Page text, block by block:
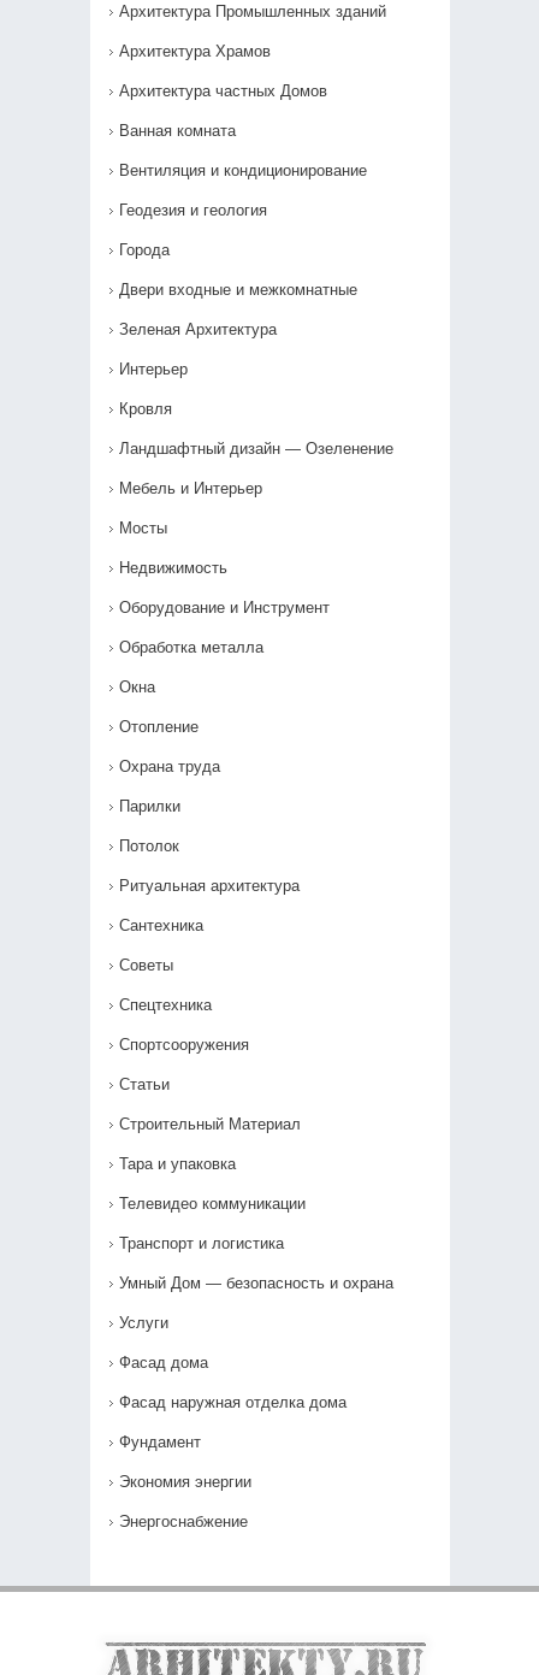
Архитектура Промышленных зданий
Архитектура Храмов
Архитектура частных Домов
Ванная комната
Вентиляция и кондиционирование
Геодезия и геология
Города
Двери входные и межкомнатные
Зеленая Архитектура
Интерьер
Кровля
Ландшафтный дизайн — Озеленение‎
Мебель и Интерьер
Мосты
Недвижимость
Оборудование и Инструмент
Обработка металла
Окна
Отопление
Охрана труда
Парилки
Потолок
Ритуальная архитектура
Сантехника
Советы
Спецтехника
Спортсооружения
Статьи
Строительный Материал
Тара и упаковка
Телевидео коммуникации
Транспорт и логистика
Умный Дом — безопасность и охрана
Услуги
Фасад дома
Фасад наружная отделка дома
Фундамент
Экономия энергии
Энергоснабжение